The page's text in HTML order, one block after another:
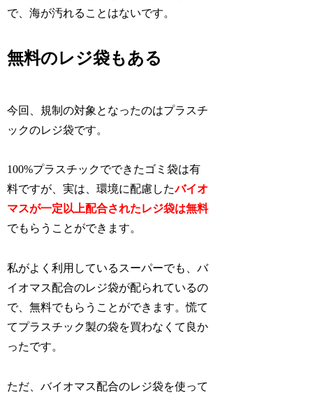
で、海が汚れることはないです。
無料のレジ袋もある
今回、規制の対象となったのはプラスチ
ックのレジ袋です。
100%プラスチックでできたゴミ袋は有
料ですが、実は、環境に配慮したバイオ
マスが一定以上配合されたレジ袋は無料
でもらうことができます。
私がよく利用しているスーパーでも、バ
イオマス配合のレジ袋が配られているの
で、無料でもらうことができます。慌て
てプラスチック製の袋を買わなくて良か
ったです。
ただ、バイオマス配合のレジ袋を使って